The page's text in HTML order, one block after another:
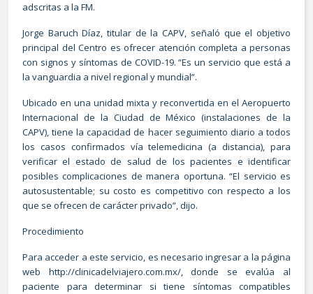
adscritas a la FM.
Jorge Baruch Díaz, titular de la CAPV, señaló que el objetivo
principal del Centro es ofrecer atención completa a personas
con signos y síntomas de COVID-19. “Es un servicio que está a
la vanguardia a nivel regional y mundial”.
Ubicado en una unidad mixta y reconvertida en el Aeropuerto
Internacional de la Ciudad de México (instalaciones de la
CAPV), tiene la capacidad de hacer seguimiento diario a todos
los casos confirmados vía telemedicina (a distancia), para
verificar el estado de salud de los pacientes e identificar
posibles complicaciones de manera oportuna. “El servicio es
autosustentable; su costo es competitivo con respecto a los
que se ofrecen de carácter privado”, dijo.
Procedimiento
Para acceder a este servicio, es necesario ingresar a la página
web http://clinicadelviajero.com.mx/, donde se evalúa al
paciente para determinar si tiene síntomas compatibles